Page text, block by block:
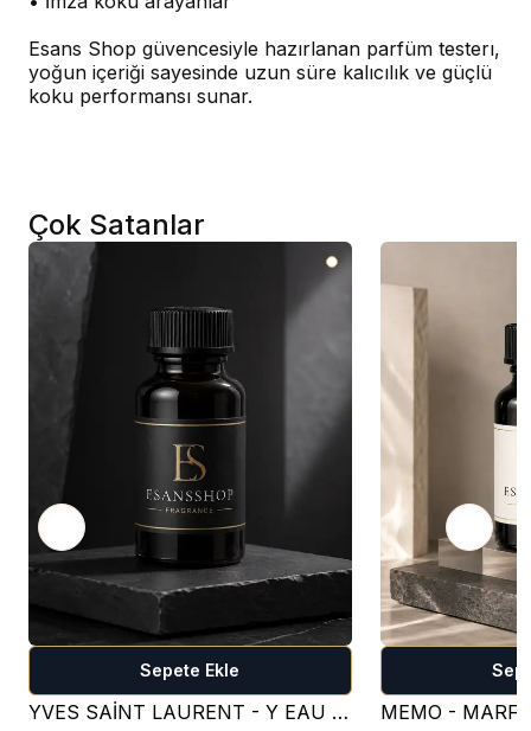
Esans Shop güvencesiyle hazırlanan parfüm testerı,
yoğun içeriği sayesinde uzun süre kalıcılık ve güçlü
koku performansı sunar.
Çok Satanlar
Sepete Ekle
YVES SAİNT LAURENT - Y EAU DE PARFUM PARFÜM ESANSI ( TATLI )